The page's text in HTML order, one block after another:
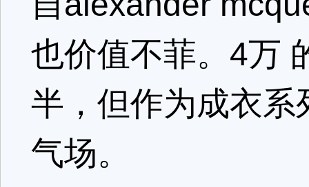
也价值不菲。4万
半，但作为成衣
气场。